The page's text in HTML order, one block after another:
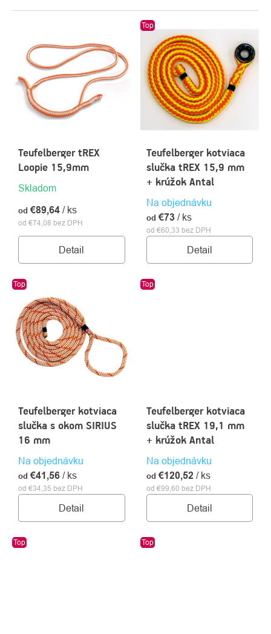
Teufelberger tREX
Loopie 15,9mm
Skladom
od €74,08 bez DPH
od €89,64 / ks
Detail
Top
Teufelberger kotviaca
slučka tREX 15,9 mm
+ krúžok Antal
Na objednávku
od €60,33 bez DPH
od €73 / ks
Detail
Top
Teufelberger kotviaca
slučka s okom SIRIUS
16 mm
Na objednávku
od €34,35 bez DPH
od €41,56 / ks
Detail
Top
Teufelberger kotviaca
slučka tREX 19,1 mm
+ krúžok Antal
Na objednávku
od €99,60 bez DPH
od €120,52 / ks
Detail
Top Top